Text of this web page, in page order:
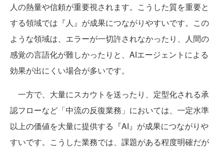
人の熱量や信頼が重要視されます。こうした質を重要と
する領域では『人』が成果につながりやすいです。この
ような領域は、エラーが一切許されなかったり、人間の
感覚の言語化が難しかったりと、AIエージェントによる
効果が出にくい場合が多いです。
一方で、大量にスカウトを送ったり、定型化される承
認フローなど「中流の反復業務」においては、一定水準
以上の価値を大量に提供する『AI』が成果につながりや
すいです。こうした業務では、課題がある程度明確だが